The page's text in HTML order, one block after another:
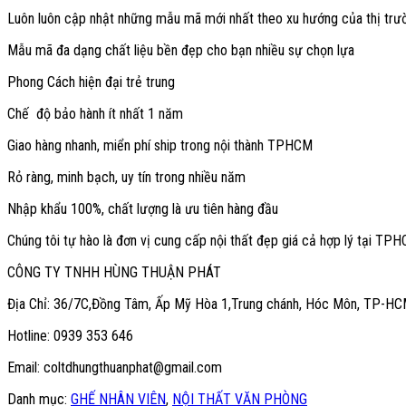
Luôn luôn cập nhật những mẫu mã mới nhất theo xu hướng của thị
Mẫu mã đa dạng chất liệu bền đẹp cho bạn nhiều sự chọn lựa
Phong Cách hiện đại trẻ trung
Chế độ bảo hành ít nhất 1 năm
Giao hàng nhanh, miển phí ship trong nội thành TPHCM
Rỏ ràng, minh bạch, uy tín trong nhiều năm
Nhập khẩu 100%, chất lượng là ưu tiên hàng đầu
Chúng tôi tự hào là đơn vị cung cấp nội thất đẹp giá cả hợp lý tại
CÔNG TY TNHH HÙNG THUẬN PHÁT
Địa Chỉ: 36/7C,Đồng Tâm, Ấp Mỹ Hòa 1,Trung chánh, Hóc Môn, TP-
Hotline: 0939 353 646
Email: coltdhungthuanphat@gmail.com
Danh mục: GHẾ NHÂN VIÊN, NỘI THẤT VĂN PHÒNG